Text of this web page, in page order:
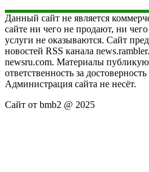
Данный сайт не является
сайте ни чего не продают, ни
услуги не оказываются. Сайт
новостей RSS канала
newsru.com. Материалы
ответственность за
Администрация сайта не несёт.
Сайт от bmb2 @ 2025